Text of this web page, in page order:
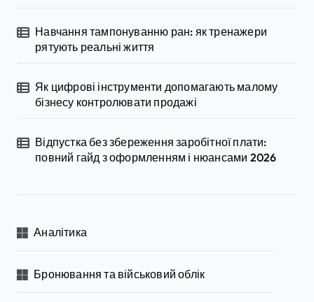
Навчання тампонуванню ран: як тренажери
рятують реальні життя
Як цифрові інструменти допомагають малому
бізнесу контролювати продажі
Відпустка без збереження заробітної плати:
повний гайд з оформленням і нюансами 2026
Аналітика
Бронювання та військовий облік